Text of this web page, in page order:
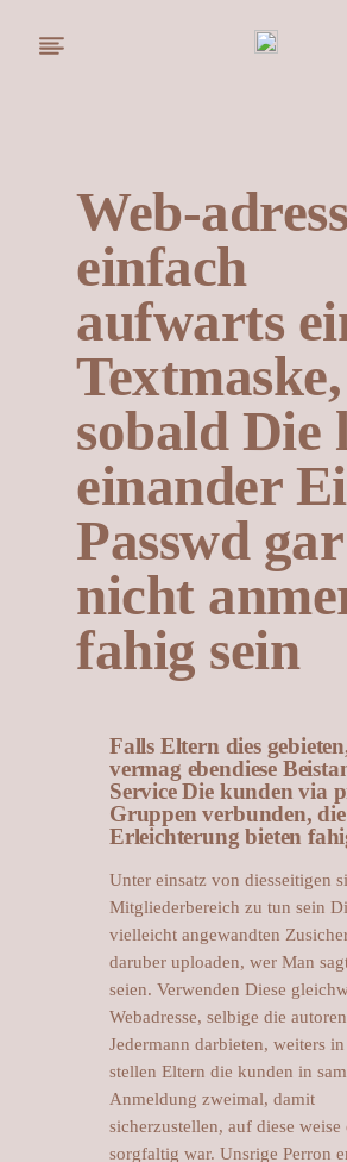
Web-
einfach
aufwarts
Textmaske,
sobald Die
einander
Passwd gar
nicht
fahig sein
Falls Eltern dies
vermag ebendiese
Service Die kunden via
Gruppen verbunden, die
Erleichterung bieten
Unter einsatz von diesseitigen
Mitgliederbereich zu tun sein
vielleicht angewandten
daruber uploaden, wer Man
seien. Verwenden Diese
Webadresse, selbige die autoren
Jedermann darbieten, weiters
stellen Eltern die kunden in
Anmeldung zweimal, damit
sicherzustellen, auf diese weise
sorgfaltig war. Unsrige Perron